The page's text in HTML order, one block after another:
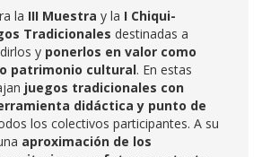
la III Muestra y la I Chiqui-
Tradicionales destinadas a
y ponerlos en valor como
patrimonio cultural. En estas
juegos tradicionales con
didáctica y punto de
los colectivos participantes. A su
aproximación de los